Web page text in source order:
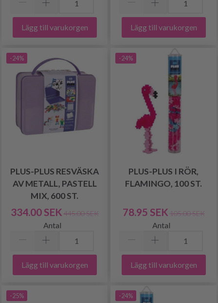
Lägg till varukorgen Lägg till varukorgen
-24%
PLUS-PLUS RESVÄSKA
AV METALL, PASTELL
MIX, 600 ST.
334.00 SEK 445.00 SEK
Antal
Lägg till varukorgen
-24%
PLUS-PLUS I RÖR,
FLAMINGO, 100 ST.
78.95 SEK 105.00 SEK
Antal
Lägg till varukorgen
-25% -24%